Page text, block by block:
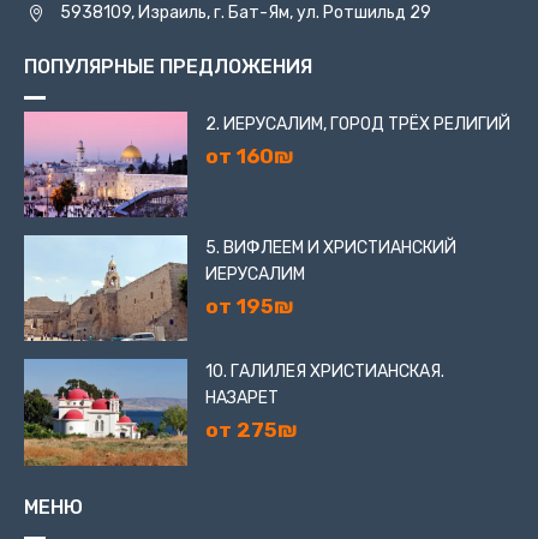
5938109, Израиль, г. Бат-Ям, ул. Ротшильд 29
ПОПУЛЯРНЫЕ ПРЕДЛОЖЕНИЯ
2. ИЕРУСАЛИМ, ГОРОД ТРЁХ РЕЛИГИЙ
от 160₪
5. ВИФЛЕЕМ И ХРИСТИАНСКИЙ
ИЕРУСАЛИМ
от 195₪
10. ГАЛИЛЕЯ ХРИСТИАНСКАЯ.
НАЗАРЕТ
от 275₪
МЕНЮ